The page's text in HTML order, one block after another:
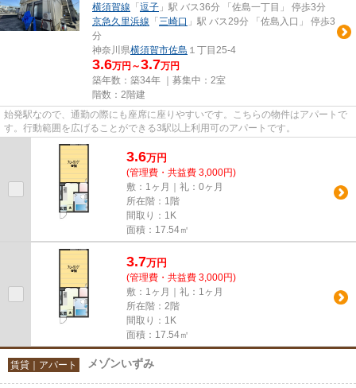
横須賀線 「 逗子 」駅 バス36分 「佐島一丁目」 停歩3分
京急久里浜線 「 三崎口 」駅 バス29分 「佐島入口」 停歩3
分
神奈川県横須賀市佐島 １丁目25-4
3.6万円～3.7万円
築年数：築34年 ｜募集中： 2室
階数：2階建
始発駅なので、通勤の際にも座席に座りやすいです。こちらの物件はアパートで
す。行動範囲を広げることができる3駅以上利用可のアパートです。
3.6万円
(管理費・共益費 3,000円)
敷：1ヶ月｜礼：0ヶ月
所在階：1階
間取り：1K
面積：17.54㎡
3.7万円
(管理費・共益費 3,000円)
敷：1ヶ月｜礼：1ヶ月
所在階：2階
間取り：1K
面積：17.54㎡
賃貸｜アパート メゾンいずみ